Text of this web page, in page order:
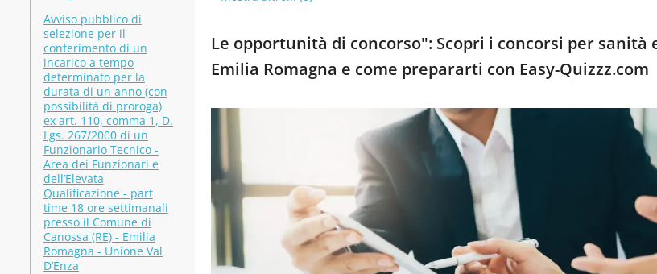
Avviso pubblico di
selezione per il
conferimento di un
incarico a tempo
determinato per la
durata di un anno (con
possibilità di proroga)
ex art. 110, comma 1, D.
Lgs. 267/2000 di un
Funzionario Tecnico -
Area dei Funzionari e
dell’Elevata
Qualificazione - part
time 18 ore settimanali
presso il Comune di
Canossa (RE) - Emilia
Romagna - Unione Val
D’Enza
Le opportunità di concorso": Scopri i concorsi per sanità
Emilia Romagna e come prepararti con Easy-Quizzz.com